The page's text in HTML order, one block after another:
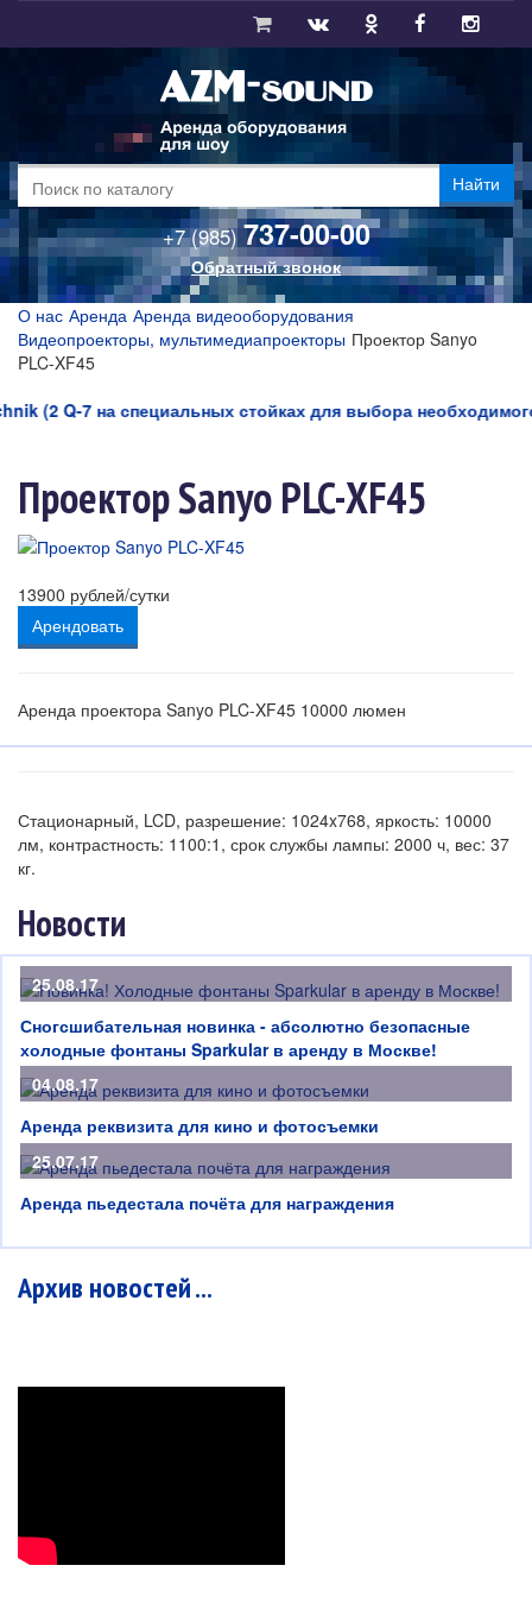
Найти
+7 (985) 737-00-00
Обратный звонок
О нас Аренда Аренда видеооборудования
Видеопроекторы, мультимедиапроекторы Проектор Sanyo
PLC-XF45
(2 Q-7 на специальных стойках для выбора
Проектор Sanyo PLC-XF45
13900 рублей/сутки
Арендовать
Аренда проектора Sanyo PLC-XF45 10000 люмен
Стационарный, LCD, разрешение: 1024x768, яркость: 10000
лм, контрастность: 1100:1, срок службы лампы: 2000 ч, вес: 37
кг.
Новости
25.08.17
Сногсшибательная новинка - абсолютно безопасные
холодные фонтаны Sparkular в аренду в Москве!
04.08.17
Аренда реквизита для кино и фотосъемки
25.07.17
Аренда пьедестала почёта для награждения
Архив новостей ...